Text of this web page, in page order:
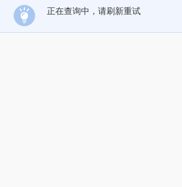
正在查询中，请刷新重试